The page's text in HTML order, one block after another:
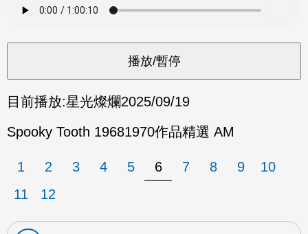
目前播放:星光燦爛2025/09/19
Spooky Tooth 19681970作品精選 AM
1 2 3 4 5 6 7 8 9
10
11
12